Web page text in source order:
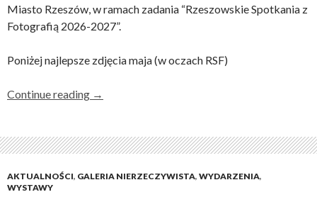
Miasto Rzeszów, w ramach zadania “Rzeszowskie Spotkania z
Fotografią 2026-2027”.
Poniżej najlepsze zdjęcia maja (w oczach RSF)
Continue reading →
AKTUALNOŚCI, GALERIA NIERZECZYWISTA, WYDARZENIA,
WYSTAWY